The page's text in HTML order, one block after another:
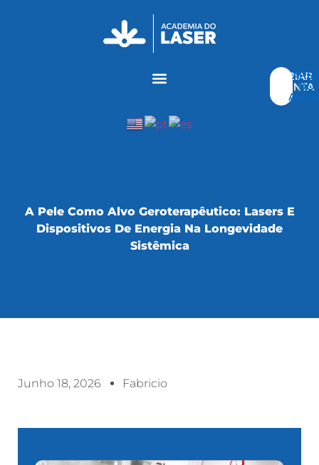
CRIAR
CONTA
DO
A Pele Como Alvo Geroterapêutico: Lasers E
Dispositivos De Energia Na Longevidade
Sistêmica
Junho 18, 2026 Fabricio